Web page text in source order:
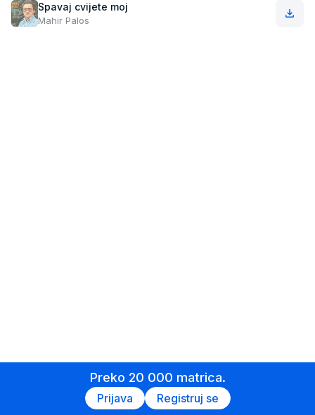
Spavaj cvijete moj
Mahir Palos
Preko 20 000 matrica.
Prijava Registruj se